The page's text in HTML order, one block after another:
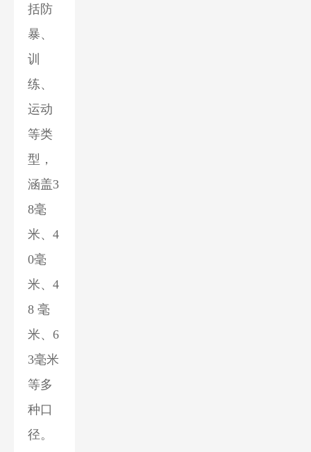
括防
暴、
训
练、
运动
等类
型，
涵盖3
8毫
米、4
0毫
米、4
8 毫
米、6
3毫米
等多
种口
径。